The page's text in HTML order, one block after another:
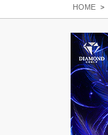
HOME